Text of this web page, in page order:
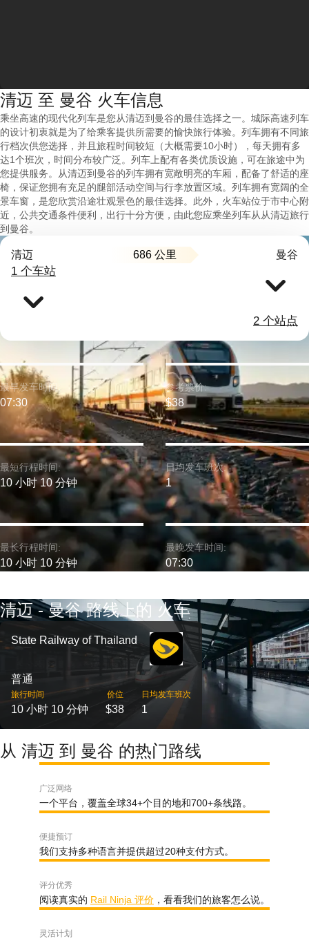
清迈 至 曼谷 火车信息
乘坐高速的现代化列车是您从清迈到曼谷的最佳选择之一。城际高速列车
的设计初衷就是为了给乘客提供所需要的愉快旅行体验。列车拥有不同旅
行档次供您选择，并且旅程时间较短（大概需要10小时），每天拥有多
达1个班次，时间分布较广泛。列车上配有各类优质设施，可在旅途中为
您提供服务。从清迈到曼谷的列车拥有宽敞明亮的车厢，配备了舒适的座
椅，保证您拥有充足的腿部活动空间与行李放置区域。列车拥有宽阔的全
景车窗，是您欣赏沿途壮观景色的最佳选择。此外，火车站位于市中心附
近，公共交通条件便利，出行十分方便，由此您应乘坐列车从从清迈旅行
到曼谷。
清迈 686 公里 曼谷
1 个车站
2 个站点
最短行程时间:
10 小时 10 分钟
最早发车时间:
07:30
最长行程时间:
10 小时 10 分钟
参考票价:
$38
日均发车班次:
1
最晚发车时间:
07:30
清迈 - 曼谷 路线上的 火车
State Railway of Thailand
普通
旅行时间
10 小时 10 分钟
价位
$38
日均发车班次
1
从 清迈 到 曼谷 的热门路线
广泛网络
一个平台，覆盖全球34+个目的地和700+条线路。
便捷预订
我们支持多种语言并提供超过20种支付方式。
评分优秀
阅读真实的 Rail Ninja 评价 ，看看我们的旅客怎么说。
灵活计划